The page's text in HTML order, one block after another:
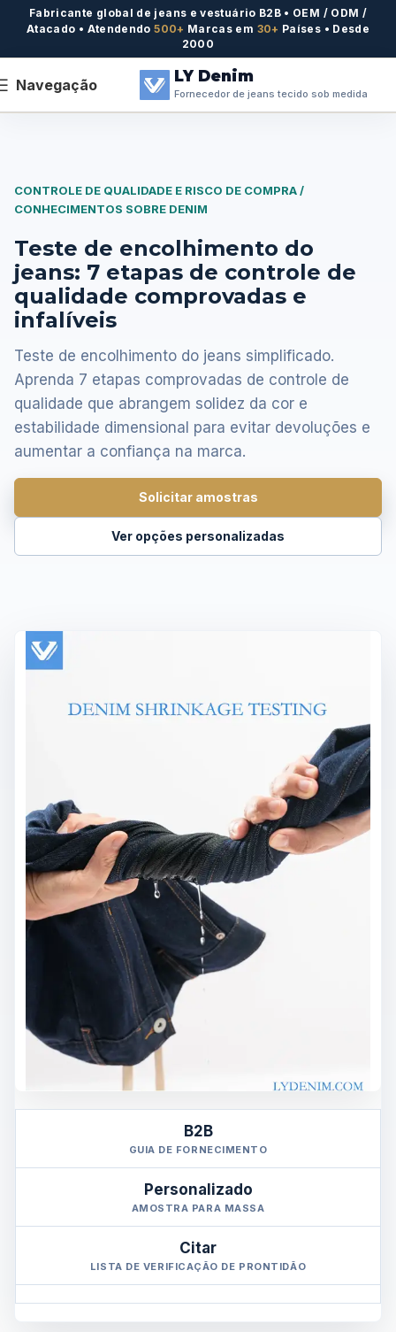
Fabricante global de jeans e vestuário B2B • OEM / ODM /
Atacado • Atendendo500+ Marcas em 30+ Países • Desde
2000
Navegação LY Denim
Fornecedor de jeans tecido sob medida
CONTROLE DE QUALIDADE E RISCO DE COMPRA /
CONHECIMENTOS SOBRE DENIM
Teste de encolhimento do
jeans: 7 etapas de controle de
qualidade comprovadas e
infalíveis
Teste de encolhimento do jeans simplificado.
Aprenda 7 etapas comprovadas de controle de
qualidade que abrangem solidez da cor e
estabilidade dimensional para evitar devoluções e
aumentar a confiança na marca.
Solicitar amostras
Ver opções personalizadas
B2B
GUIA DE FORNECIMENTO
Personalizado
AMOSTRA PARA MASSA
Citar
LISTA DE VERIFICAÇÃO DE PRONTIDÃO